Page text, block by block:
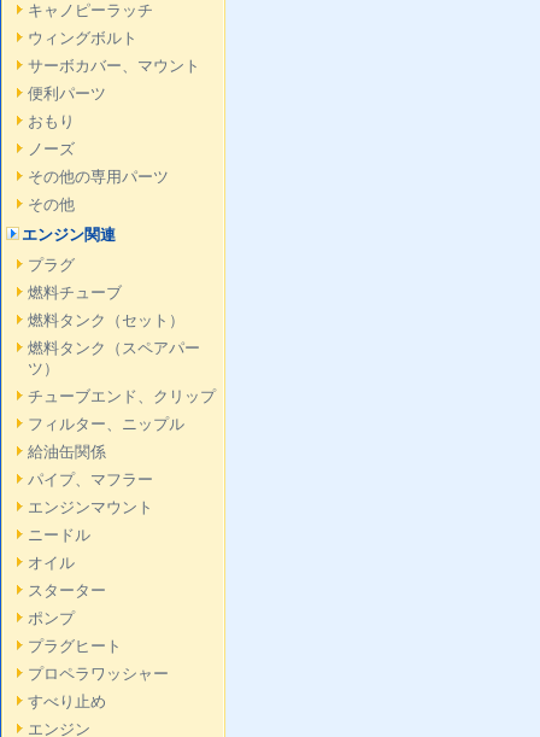
キャノピーラッチ
ウィングボルト
サーボカバー、マウント
便利パーツ
おもり
ノーズ
その他の専用パーツ
その他
エンジン関連
プラグ
燃料チューブ
燃料タンク（セット）
燃料タンク（スペアパー
ツ）
チューブエンド、クリップ
フィルター、ニップル
給油缶関係
パイプ、マフラー
エンジンマウント
ニードル
オイル
スターター
ポンプ
プラグヒート
プロペラワッシャー
すべり止め
エンジン